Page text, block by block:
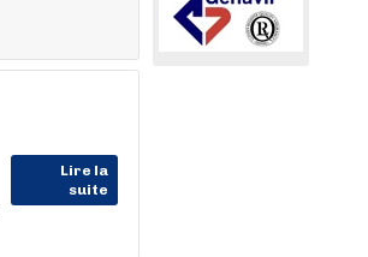
Lire la
suite